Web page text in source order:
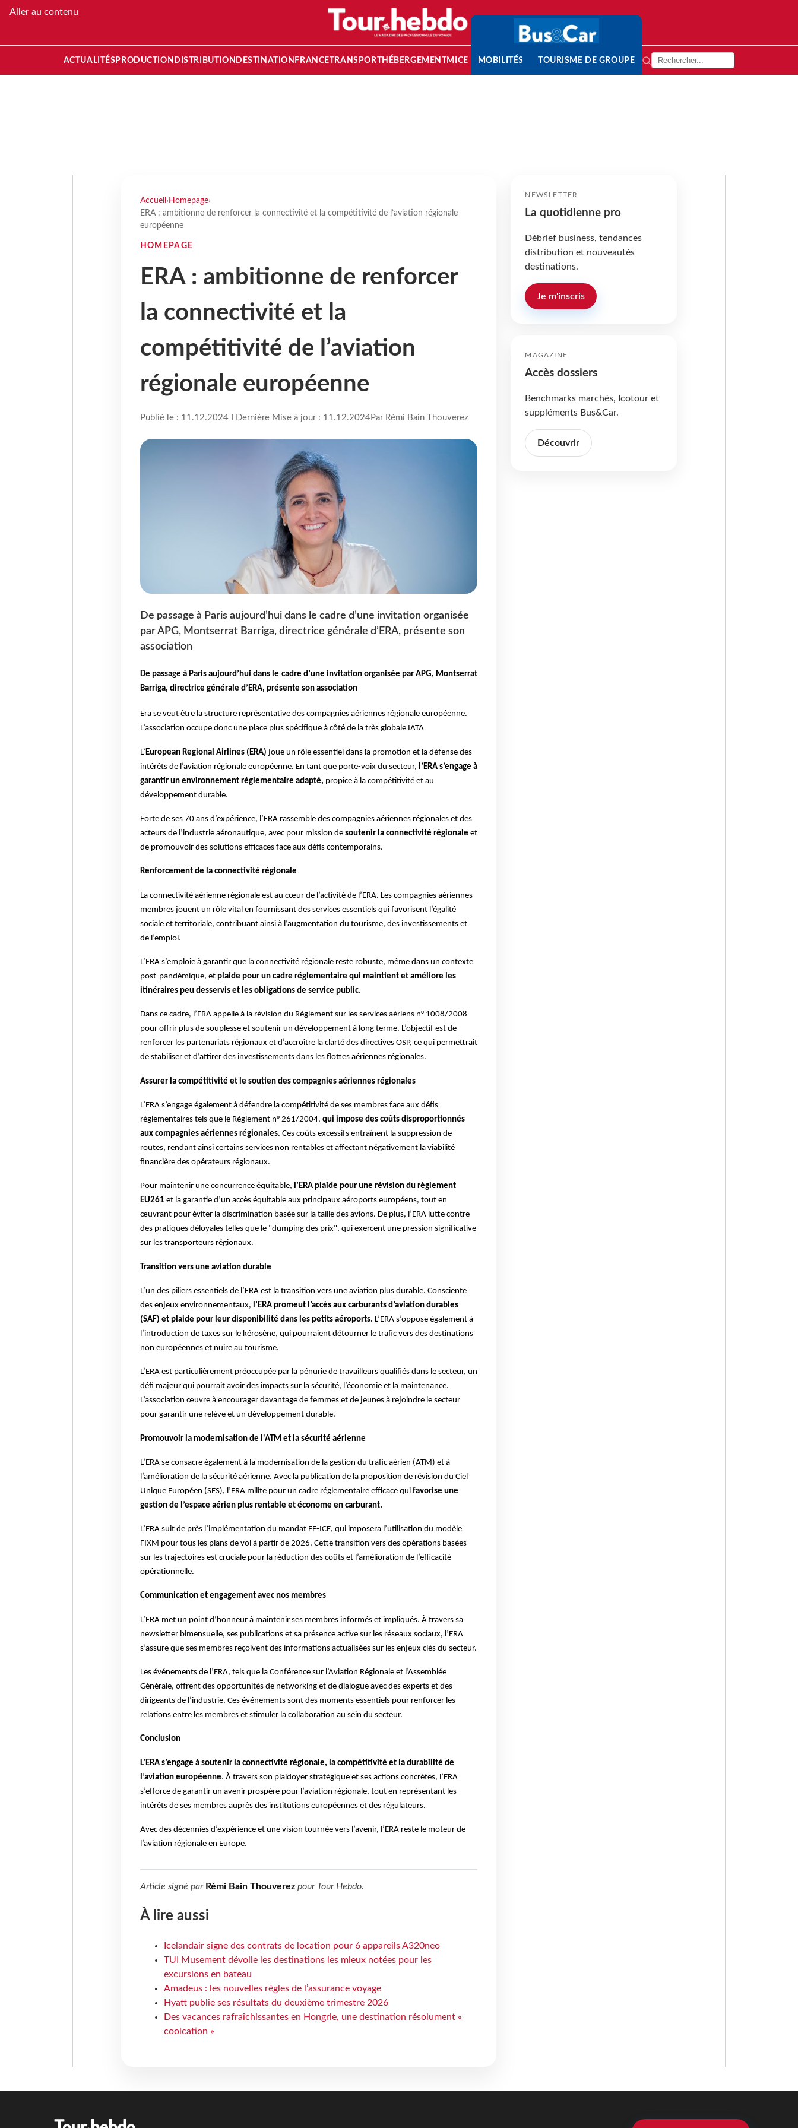
Aller au contenu
ACTUALITÉS PRODUCTION DISTRIBUTION DESTINATION FRANCETRANSPORT HÉBERGEMENTMICE MOBILITÉS TOURISME DE GROUPE
Accueil › Homepage›
ERA : ambitionne de renforcer la connectivité et la compétitivité de l’aviation régionale
européenne
HOMEPAGE
ERA : ambitionne de renforcer
la connectivité et la
compétitivité de l’aviation
régionale européenne
Publié le : 11.12.2024 I Dernière Mise à jour : 11.12.2024Par Rémi Bain Thouverez
De passage à Paris aujourd’hui dans le cadre d’une invitation organisée
par APG, Montserrat Barriga, directrice générale d’ERA, présente son
association
De passage à Paris aujourd’hui dans le cadre d’une invitation organisée par APG, Montserrat
Barriga, directrice générale d’ERA, présente son association
Era se veut être la structure représentative des compagnies aériennes régionale européenne.
L’association occupe donc une place plus spécifique à côté de la très globale IATA
L’ European Regional Airlines (ERA) joue un rôle essentiel dans la promotion et la défense des
intérêts de l’aviation régionale européenne. En tant que porte-voix du secteur, l’ERA s’engage à
garantir un environnement réglementaire adapté, propice à la compétitivité et au
développement durable.
Forte de ses 70 ans d’expérience, l’ERA rassemble des compagnies aériennes régionales et des
acteurs de l’industrie aéronautique, avec pour mission de soutenir la connectivité régionale et
de promouvoir des solutions efficaces face aux défis contemporains.
Renforcement de la connectivité régionale
La connectivité aérienne régionale est au cœur de l’activité de l’ERA. Les compagnies aériennes
membres jouent un rôle vital en fournissant des services essentiels qui favorisent l’égalité
sociale et territoriale, contribuant ainsi à l’augmentation du tourisme, des investissements et
de l’emploi.
L’ERA s’emploie à garantir que la connectivité régionale reste robuste, même dans un contexte
post-pandémique, et plaide pour un cadre réglementaire qui maintient et améliore les
itinéraires peu desservis et les obligations de service public.
Dans ce cadre, l’ERA appelle à la révision du Règlement sur les services aériens n° 1008/2008
pour offrir plus de souplesse et soutenir un développement à long terme. L’objectif est de
renforcer les partenariats régionaux et d’accroître la clarté des directives OSP, ce qui permettrait
de stabiliser et d’attirer des investissements dans les flottes aériennes régionales.
Assurer la compétitivité et le soutien des compagnies aériennes régionales
L’ERA s’engage également à défendre la compétitivité de ses membres face aux défis
réglementaires tels que le Règlement n° 261/2004, qui impose des coûts disproportionnés
aux compagnies aériennes régionales. Ces coûts excessifs entraînent la suppression de
routes, rendant ainsi certains services non rentables et affectant négativement la viabilité
financière des opérateurs régionaux.
Pour maintenir une concurrence équitable, l’ERA plaide pour une révision du règlement
EU261 et la garantie d’un accès équitable aux principaux aéroports européens, tout en
œuvrant pour éviter la discrimination basée sur la taille des avions. De plus, l’ERA lutte contre
des pratiques déloyales telles que le "dumping des prix", qui exercent une pression significative
sur les transporteurs régionaux.
Transition vers une aviation durable
L’un des piliers essentiels de l’ERA est la transition vers une aviation plus durable. Consciente
des enjeux environnementaux, l’ERA promeut l’accès aux carburants d’aviation durables
(SAF) et plaide pour leur disponibilité dans les petits aéroports. L’ERA s’oppose également à
l’introduction de taxes sur le kérosène, qui pourraient détourner le trafic vers des destinations
non européennes et nuire au tourisme.
L’ERA est particulièrement préoccupée par la pénurie de travailleurs qualifiés dans le secteur, un
défi majeur qui pourrait avoir des impacts sur la sécurité, l’économie et la maintenance.
L’association œuvre à encourager davantage de femmes et de jeunes à rejoindre le secteur
pour garantir une relève et un développement durable.
Promouvoir la modernisation de l'ATM et la sécurité aérienne
L’ERA se consacre également à la modernisation de la gestion du trafic aérien (ATM) et à
l’amélioration de la sécurité aérienne. Avec la publication de la proposition de révision du Ciel
Unique Européen (SES), l’ERA milite pour un cadre réglementaire efficace qui favorise une
gestion de l’espace aérien plus rentable et économe en carburant.
L’ERA suit de près l’implémentation du mandat FF-ICE, qui imposera l’utilisation du modèle
FIXM pour tous les plans de vol à partir de 2026. Cette transition vers des opérations basées
sur les trajectoires est cruciale pour la réduction des coûts et l’amélioration de l’efficacité
opérationnelle.
Communication et engagement avec nos membres
L’ERA met un point d’honneur à maintenir ses membres informés et impliqués. À travers sa
newsletter bimensuelle, ses publications et sa présence active sur les réseaux sociaux, l’ERA
s’assure que ses membres reçoivent des informations actualisées sur les enjeux clés du secteur.
Les événements de l’ERA, tels que la Conférence sur l’Aviation Régionale et l’Assemblée
Générale, offrent des opportunités de networking et de dialogue avec des experts et des
dirigeants de l’industrie. Ces événements sont des moments essentiels pour renforcer les
relations entre les membres et stimuler la collaboration au sein du secteur.
Conclusion
L’ERA s’engage à soutenir la connectivité régionale, la compétitivité et la durabilité de
l’aviation européenne. À travers son plaidoyer stratégique et ses actions concrètes, l’ERA
s’efforce de garantir un avenir prospère pour l’aviation régionale, tout en représentant les
intérêts de ses membres auprès des institutions européennes et des régulateurs.
Avec des décennies d’expérience et une vision tournée vers l’avenir, l’ERA reste le moteur de
l’aviation régionale en Europe.
Article signé par Rémi Bain Thouverezpour Tour Hebdo.
À lire aussi
Icelandair signe des contrats de location pour 6 appareils A320neo
TUI Musement dévoile les destinations les mieux notées pour les
excursions en bateau
Amadeus : les nouvelles règles de l’assurance voyage
Hyatt publie ses résultats du deuxième trimestre 2026
Des vacances rafraîchissantes en Hongrie, une destination résolument «
coolcation »
NEWSLETTER
La quotidienne pro
Débrief business, tendances
distribution et nouveautés
destinations.
Je m'inscris
MAGAZINE
Accès dossiers
Benchmarks marchés, Icotour et
suppléments Bus&Car.
Découvrir